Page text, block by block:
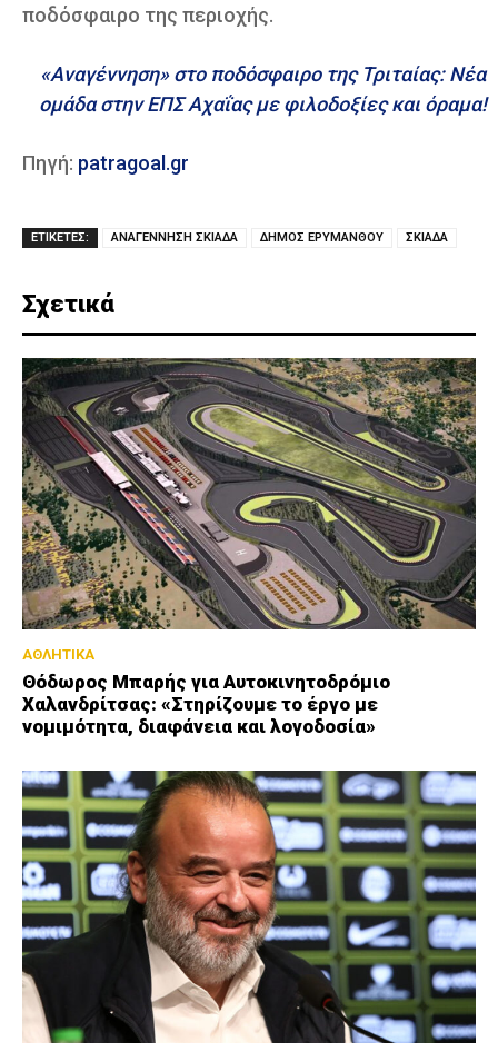
ποδόσφαιρο της περιοχής.
«Αναγέννηση» στο ποδόσφαιρο της Τριταίας: Νέα
ομάδα στην ΕΠΣ Αχαΐας με φιλοδοξίες και όραμα!
Πηγή: patragoal.gr
ΕΤΙΚΕΤΕΣ: ΑΝΑΓΕΝΝΗΣΗ ΣΚΙΑΔΑ ΔΗΜΟΣ ΕΡΥΜΑΝΘΟΥ ΣΚΙΑΔΑ
Σχετικά
ΑΘΛΗΤΙΚΑ
Θόδωρος Μπαρής για Αυτοκινητοδρόμιο
Χαλανδρίτσας: «Στηρίζουμε το έργο με
νομιμότητα, διαφάνεια και λογοδοσία»